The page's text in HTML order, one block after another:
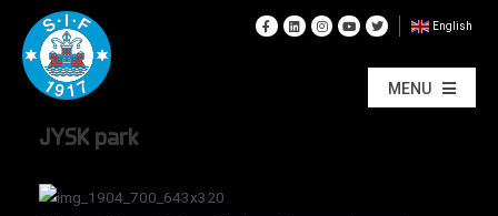
English
MENU
JYSK park